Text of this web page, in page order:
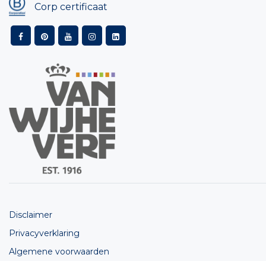
Corp certificaat
Disclaimer
Privacyverklaring
Algemene voorwaarden